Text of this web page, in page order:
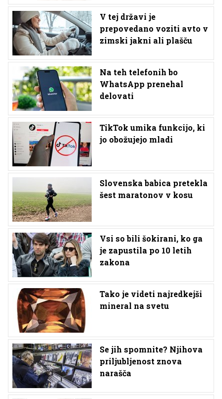
V tej državi je
prepovedano voziti avto v
zimski jakni ali plašču
Na teh telefonih bo
WhatsApp prenehal
delovati
TikTok umika funkcijo, ki
jo obožujejo mladi
Slovenska babica pretekla
šest maratonov v kosu
Vsi so bili šokirani, ko ga
je zapustila po 10 letih
zakona
Tako je videti najredkejši
mineral na svetu
Se jih spomnite? Njihova
priljubljenost znova
narašča